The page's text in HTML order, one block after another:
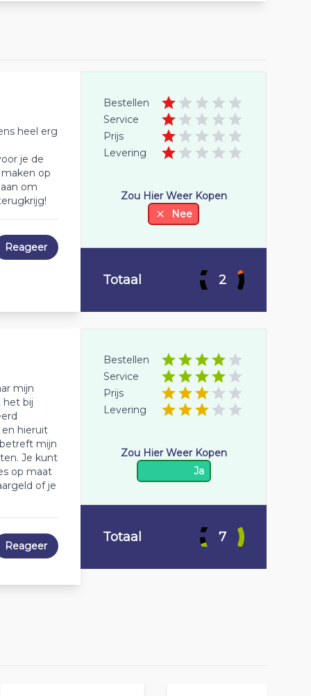
heel erg
je de
op
om
Reageer
Bestellen
Service
Prijs
Levering
Zou Hier Weer Kopen
Nee
Totaal 2
mijn
het bij
hieruit
mijn
Je kunt
op maat
of je
Reageer
Bestellen
Service
Prijs
Levering
Zou Hier Weer Kopen
Ja
Totaal 7